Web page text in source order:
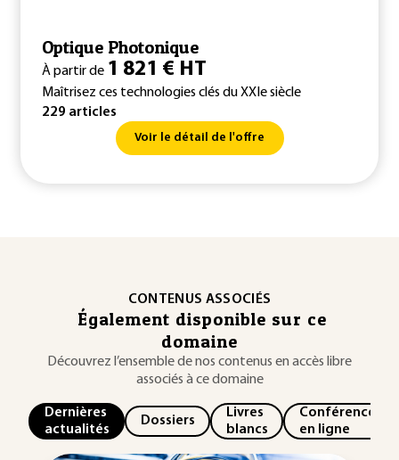
Optique Photonique
À partir de 1 821 € HT
Maîtrisez ces technologies clés du XXIe siècle
229 articles
Voir le détail de l'offre
CONTENUS ASSOCIÉS
Également disponible sur ce
domaine
Découvrez l’ensemble de nos contenus en accès libre
associés à ce domaine
Dernières
actualités
Dossiers
Livres
blancs
Conférences
en ligne